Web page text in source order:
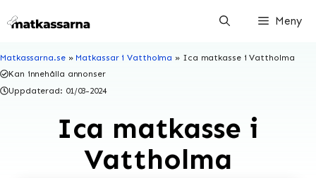
till
Meny
Matkassarna.se» Matkassar i Vattholma » Ica matkasse i Vattholma
Kan innehålla annonser
Uppdaterad: 01/03-2024
Ica matkasse i
Vattholma